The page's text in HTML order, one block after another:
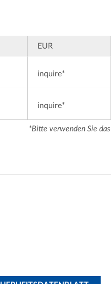
EUR
inquire*
inquire*
*Bitte verwenden Sie